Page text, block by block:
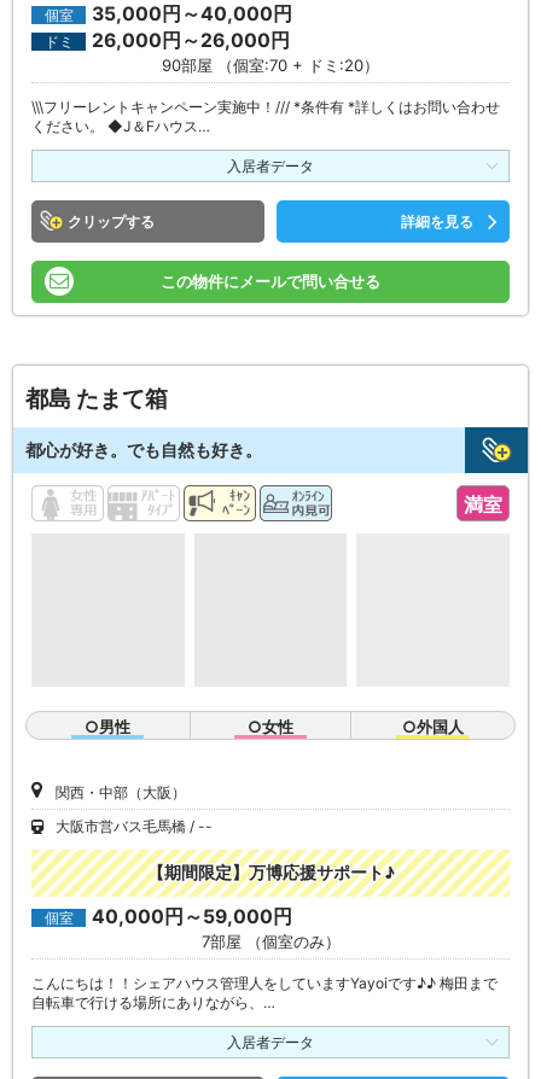
個室 35,000円～40,000円
ドミ 26,000円～26,000円
90部屋 （個室:70 + ドミ:20）
\\\フリーレントキャンペーン実施中！/// *条件有 *詳しくはお問い合わせ
ください。 ◆J＆Fハウス…
入居者データ
クリップ 詳細を見る
この物件にメールで問い合せる
都島 たまて箱
都心が好き。でも自然も好き。
満室
○男性 ○女性 ○外国人
関西・中部（大阪）
大阪市営バス毛馬橋
--
【期間限定】万博応援サポート♪
個室 40,000円～59,000円
7部屋 （個室のみ）
こんにちは！！シェアハウス管理人をしていますYayoiです♪♪ 梅田まで
自転車で行ける場所にありながら、…
入居者データ